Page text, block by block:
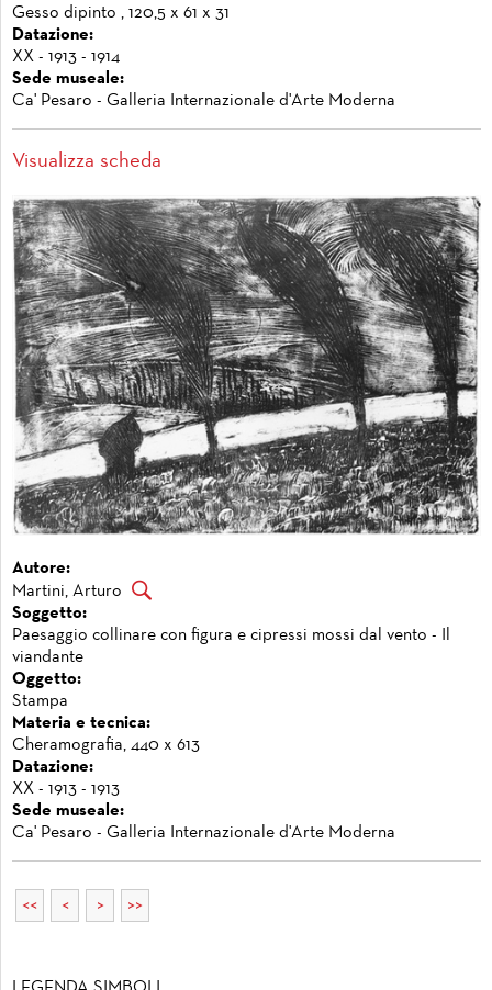
Gesso dipinto , 120,5 x 61 x 31
Datazione:
XX - 1913 - 1914
Sede museale:
Ca' Pesaro - Galleria Internazionale d'Arte Moderna
Visualizza scheda
Autore:
Martini, Arturo
Soggetto:
Paesaggio collinare con figura e cipressi mossi dal vento - Il
viandante
Oggetto:
Stampa
Materia e tecnica:
Cheramografia, 440 x 613
Datazione:
XX - 1913 - 1913
Sede museale:
Ca' Pesaro - Galleria Internazionale d'Arte Moderna
<< < > >>